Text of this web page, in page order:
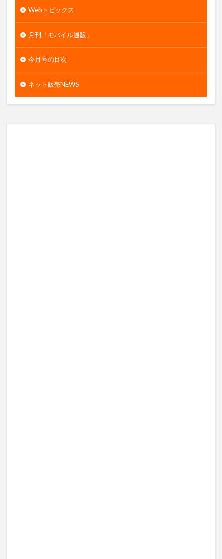
Webトピックス
月刊「モバイル通販」
今月号の目次
ネット販売NEWS